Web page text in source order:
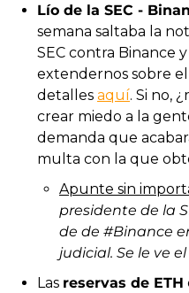
Lío de la SEC -
semana saltaba la
SEC contra Binance
extendernos sobre
detalles aquí. Si no,
crear miedo a la
demanda que
multa con la que
Apunte sin
presidente de la
de de #Binance
judicial. Se le ve
Las reservas de ETH